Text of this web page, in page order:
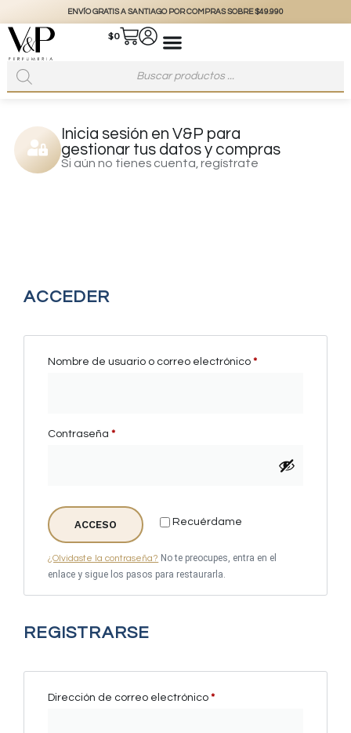
ENVÍO GRATIS A SANTIAGO POR COMPRAS SOBRE $49.990
$0
Inicia sesión en V&P para
gestionar tus datos y compras
Si aún no tienes cuenta, regístrate
ACCEDER
Nombre de usuario o correo electrónico*
Contraseña*
Recuérdame
ACCESO
¿Olvidaste la contraseña?
REGISTRARSE
Dirección de correo electrónico*